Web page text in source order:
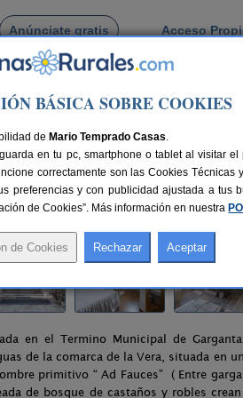
Anúnciate gratis Acceso
del Abuelo Marciano
30 km de Cáceres Compartir:
en el Termino Municipal de
de la comarca de la Vera, situada en
primitivo “ Ad Fauces” ( Entre
de bosque de castaños y robles
BÁSICA SOBRE COOKIES
de Mario Temprado Casas.
en tu pc, smartphone o tablet al visitar
correctamente son las Cookies
preferencias y con publicidad ajustada a tus
de Cookies”. Más información en nuestra